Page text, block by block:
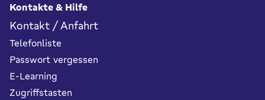
Kontakte & Hilfe
Kontakt / Anfahrt
Telefonliste
Passwort vergessen
E-Learning
Zugriffstasten